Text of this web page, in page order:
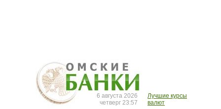
6 августа 2026
четверг 23:57
Лучшие курсы
валют